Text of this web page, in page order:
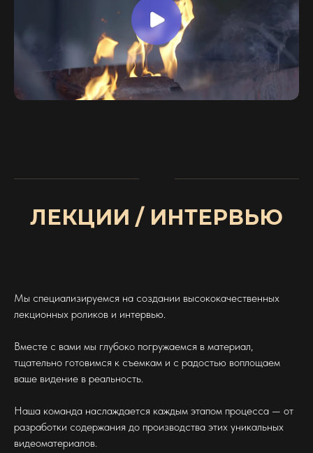
ЛЕКЦИИ / ИНТЕРВЬЮ
Мы специализируемся на создании высококачественных
лекционных роликов и интервью.
Вместе с вами мы глубоко погружаемся в материал,
тщательно готовимся к съемкам и с радостью воплощаем
ваше видение в реальность.
Наша команда наслаждается каждым этапом процесса — от
разработки содержания до производства этих уникальных
видеоматериалов.